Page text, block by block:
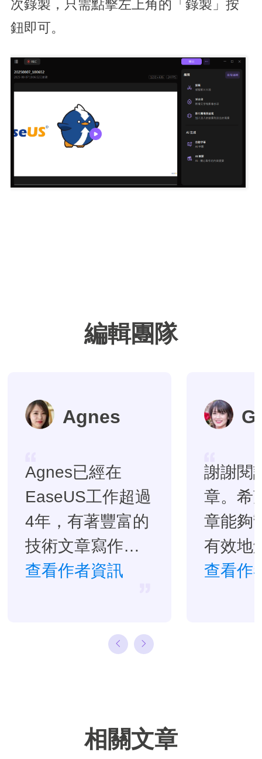
次錄製，只需點擊左上角的「錄製」按
鈕即可。
編輯團隊
Agnes
Agnes已經在
EaseUS工作超過
4年，有著豐富的
技術文章寫作經
驗。目前，寫過
理或備份還原相
查看作者資訊
謝謝閱
章。希
章能夠
有效地
題。…
查看作
相關文章